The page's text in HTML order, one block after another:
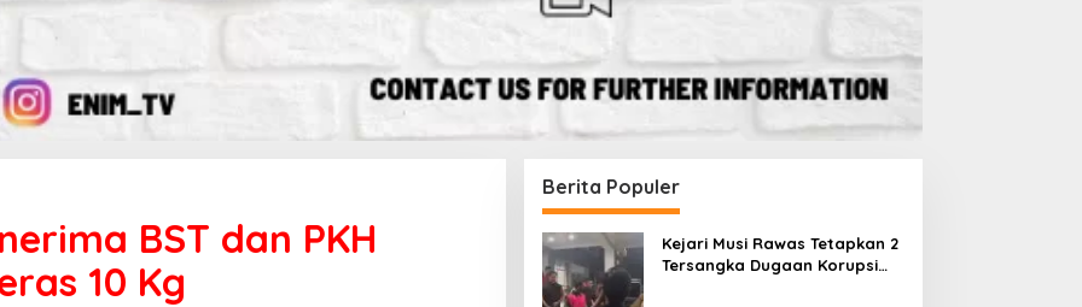
BST dan PKH
10 Kg
Berita Populer
Kejari Musi Rawas Tetapkan 2
Tersangka Dugaan Korupsi